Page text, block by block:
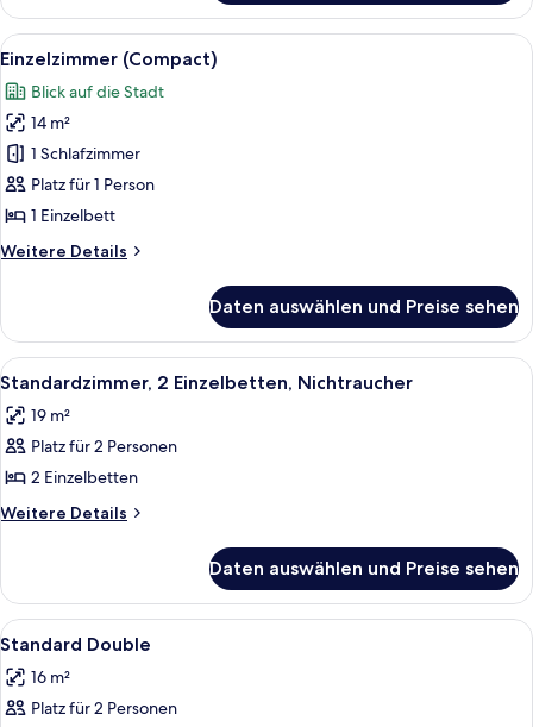
Suite,
Nichtraucher
Alle
Fotos
für
Einzelzimmer
(Compact)
anzeigen
Ein Schlafzimmer mit einem Bett,
8
Einzelzimmer (Compact)
Blick auf die Stadt
14 m²
1 Schlafzimmer
Platz für 1 Person
1 Einzelbett
Weitere Details
Weitere
(Compact)
Daten auswählen und Preise sehen
Alle
Fotos
für
Standardzimmer,
2 Einzelbetten,
Nichtraucher
Ein Hotelzimmer mit einem großen
8
Standardzimmer, 2 Einzelbetten, Nichtraucher
19 m²
Platz für 2 Personen
2 Einzelbetten
Weitere Details
Weitere
2 Einzelbetten,
Nichtraucher
Daten auswählen und Preise sehen
Alle
Fotos
für
Standard
Ein modernes Hotelzimmer mit zwei
2
Standard Double
16 m²
Platz für 2 Personen